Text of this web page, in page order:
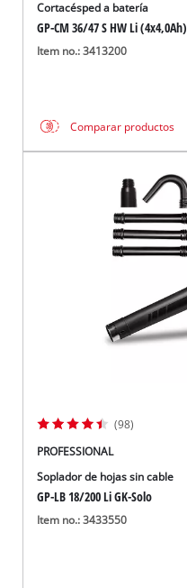
Cortacésped a batería
GP-CM 36/47 S HW Li (4x4,0Ah)
Item no.: 3413200
Comparar productos
(98)
PROFESSIONAL
Soplador de hojas sin cable
GP-LB 18/200 Li GK-Solo
Item no.: 3433550